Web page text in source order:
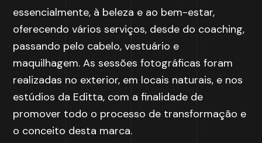
essencialmente, à beleza e ao bem-estar,
oferecendo vários serviços, desde do coaching,
passando pelo cabelo, vestuário e
maquilhagem. As sessões fotográficas foram
realizadas no exterior, em locais naturais, e nos
estúdios da Editta, com a finalidade de
promover todo o processo de transformação e
o conceito desta marca.